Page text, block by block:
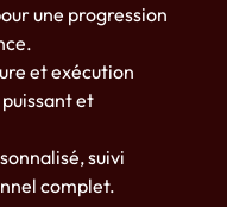
une progression
et exécution
et
suivi
complet.